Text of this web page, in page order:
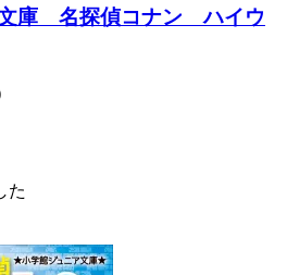
庫 名探偵コナン ハイウ
た